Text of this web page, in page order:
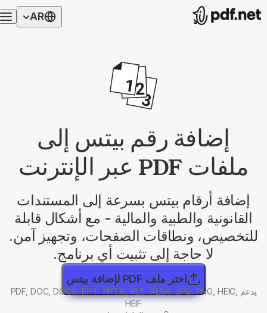
AR
إضافة رقم بيتس إلى
ملفات PDF عبر الإنترنت
إضافة أرقام بيتس بسرعة إلى المستندات
القانونية والطبية والمالية - مع أشكال قابلة
للتخصيص، ونطاقات الصفحات، وتجهيز آمن.
لا حاجة إلى تثبيت أي برنامج.
اختر ملف PDF لإضافة بيتس
يدعم PDF, DOC, DOCX, PPT, PPTX, XLS, XLSX, JPG, PNG, HEIC,
HEIF